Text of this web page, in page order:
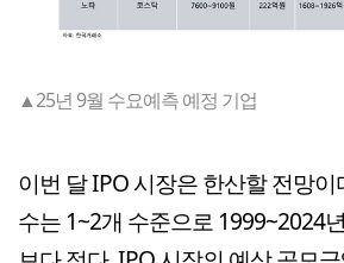
▲25년 9월 수요예측 예정 기업
이번 달 IPO 시장은 한산할 전망이
수는 1~2개 수준으로 1999~2024